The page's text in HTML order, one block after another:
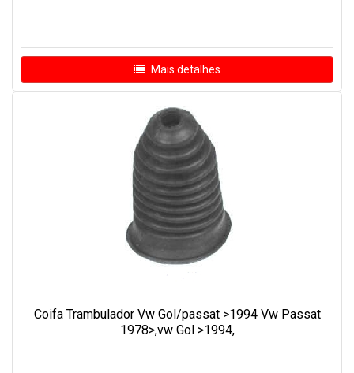
Mais detalhes
Coifa Trambulador Vw Gol/passat >1994 Vw Passat
1978>,vw Gol >1994,